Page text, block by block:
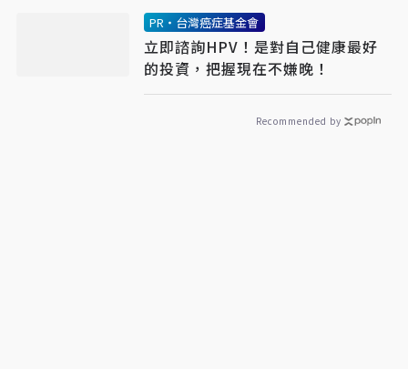
PR・台灣癌症基金會
立即諮詢HPV！是對自己健康最好
的投資，把握現在不嫌晚！
Recommended by